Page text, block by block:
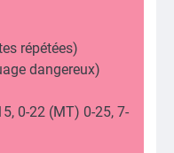
répétées)
dangereux)
0-22 (MT) 0-25, 7-